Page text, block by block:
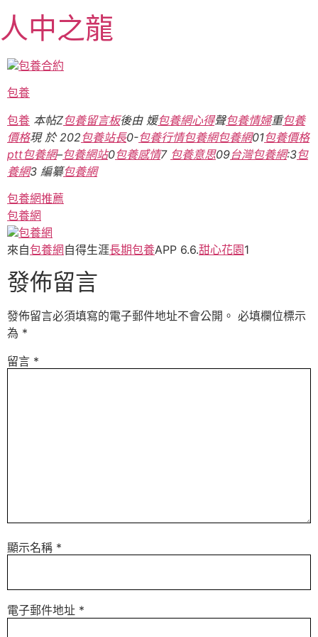
至
主
要
容
人中之龍
包養合約
包養
包養 本帖Z包養留言板後由 媛包養網心得聲包養情婦重包養
價格現 於 202包養站長0-包養行情包養網包養網01包養價格
ptt包養網–包養網站0包養感情7 包養意思09台灣包養網:3包
養網3 編纂包養網
包養網推薦
包養網
包養網
來自包養網 自得生涯長期包養APP 6.6.甜心花園1
發佈留言
發佈留言必須填寫的電子郵件地址不會公開。 必填欄位標示
為 *
留言 *
顯示名稱 *
電子郵件地址 *